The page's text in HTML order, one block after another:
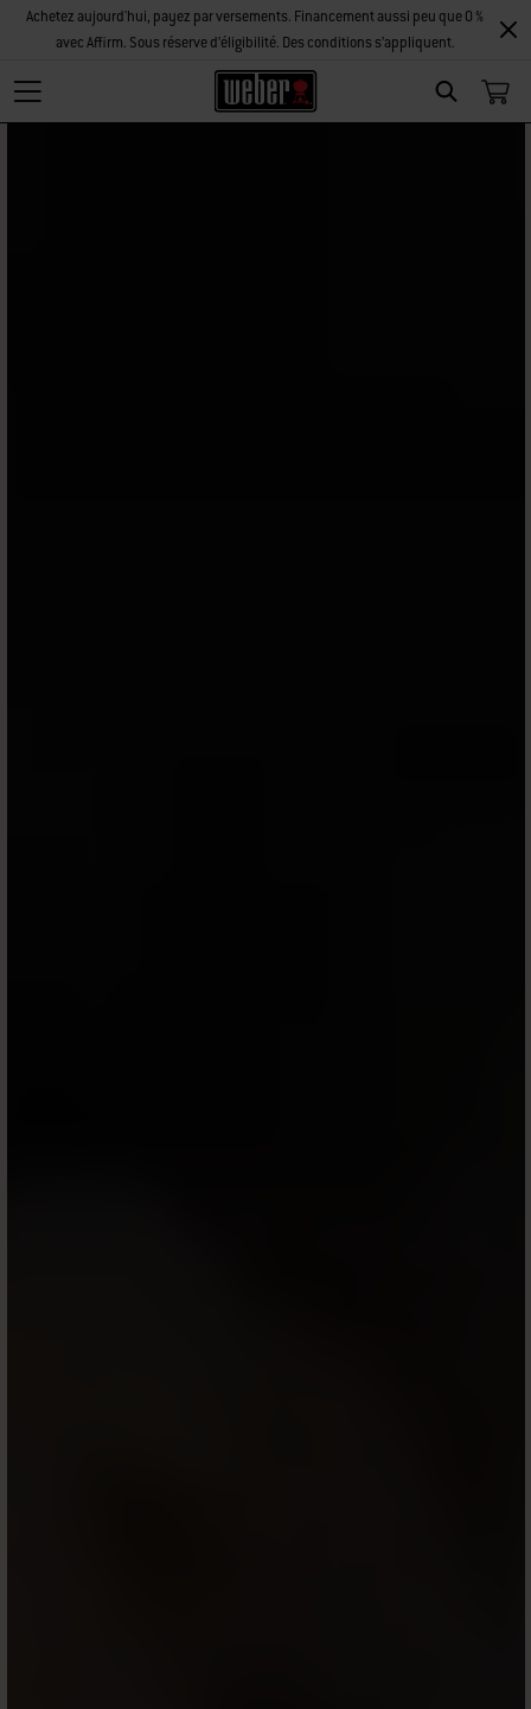
Search
Achetez aujourd'hui, payez par versements. Financement aussi peu que 0 %
avec Affirm. Sous réserve d’éligibilité. Des conditions s’appliquent.